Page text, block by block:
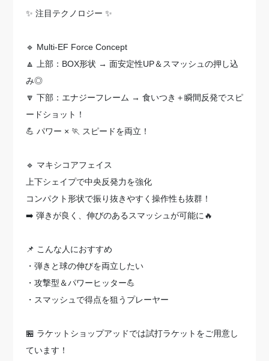
✨ 注目テクノロジー ✨
🔹 Multi-EF Force Concept
🔼 上部：BOX形状 → 面安定性UP＆スマッシュの押し込
み◎
🔽 下部：エナジーフレーム → 食いつき＋瞬間反発でスピ
ードショット！
💪 パワー × 🏃 スピードを両立！
🔹 マキシコアフェイス
上下シェイプで中央反発力を強化
コンパクト形状で振り抜きやすく操作性も抜群！
➡️ 弾きが良く、伸びのあるスマッシュが可能に🔥
📌 こんな人におすすめ
・弾きと球の伸びを両立したい
・攻撃型＆パワーヒッター💪
・スマッシュで得点を狙うプレーヤー
🏪 ラケットショップアッドでは試打ラケットをご用意し
ています！